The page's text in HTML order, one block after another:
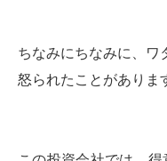
ちなみにちなみに、ワ
怒られたことがありま